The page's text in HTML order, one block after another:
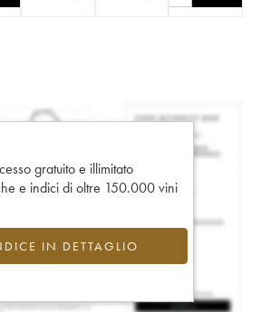
gratuito e illimitato
e indici di oltre 150.000 vini
IN DETTAGLIO